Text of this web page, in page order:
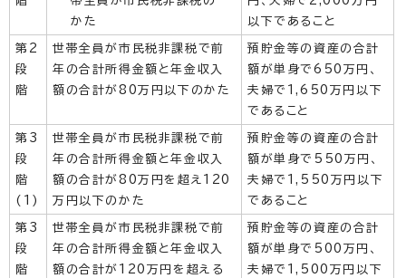
かた
以下であること
第2
段
階
世帯全員が市民税非課税で前
年の合計所得金額と年金収入
額の合計が80万円以下のかた
預貯金等の資産の合計
額が単身で650万円、
夫婦で1,650万円以下
であること
第3
段
階
(1)
世帯全員が市民税非課税で前
年の合計所得金額と年金収入
額の合計が80万円を超え120
万円以下のかた
預貯金等の資産の合計
額が単身で550万円、
夫婦で1,550万円以下
であること
第3
段
階
世帯全員が市民税非課税で前
年の合計所得金額と年金収入
額の合計が120万円を超える
預貯金等の資産の合計
額が単身で500万円、
夫婦で1,500万円以下